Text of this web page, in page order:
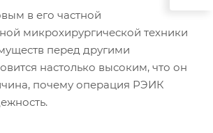
в его частной
микрохирургической техники
перед другими
настолько высоким, что он
почему операция РЭИК